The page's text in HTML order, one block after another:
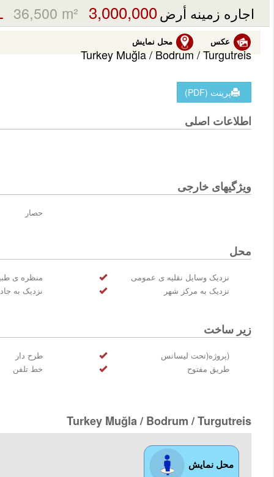
اجاره زمینه أرض3,000,000 TL
36,500 m²
عکس محل نمایش
Turkey Muğla / Bodrum / Turgutreis
پرینت (PDF)
اطلاعات اصلی
ویژگیهای خارجی
حصار
محل
منظره ی
نزدیک وسایل نقلیه ی عمومی
نزدیک به
نزدیک به مرکز شهر
زیر ساخت
طرح دار
(پروژه(تحت لیسانس
خط تلفن
طريق مفتوح
Turkey Muğla / Bodrum / Turgutreis
محل نمایش